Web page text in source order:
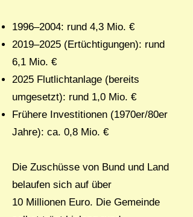
1996–2004: rund 4,3 Mio. €
2019–2025 (Ertüchtigungen): rund
6,1 Mio. €
2025 Flutlichtanlage (bereits
umgesetzt): rund 1,0 Mio. €
Frühere Investitionen (1970er/80er
Jahre): ca. 0,8 Mio. €
Die Zuschüsse von Bund und Land
belaufen sich auf über
10 Millionen Euro. Die Gemeinde